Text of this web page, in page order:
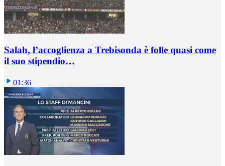
Salah, l’accoglienza a Trebisonda è folle quasi come
il suo stipendio…
01:36